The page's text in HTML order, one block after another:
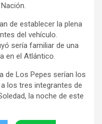
de establecer la plena
del vehículo.
sería familiar de una
en el Atlántico.
de Los Pepes serían los
los tres integrantes de
la noche de este